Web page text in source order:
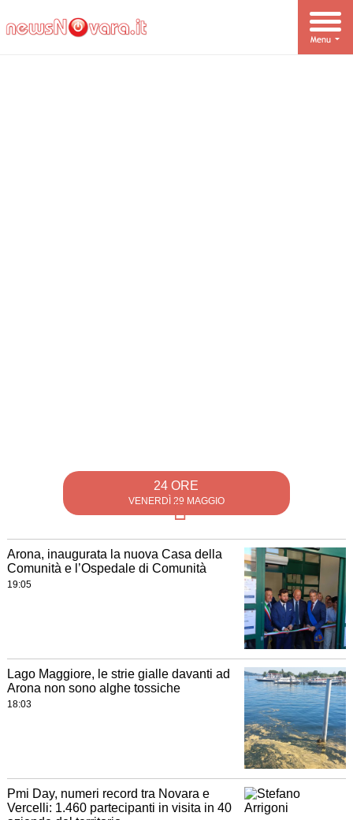
24 ORE
VENERDÌ 29 MAGGIO
Arona, inaugurata la nuova Casa della
Comunità e l’Ospedale di Comunità
19:05
Lago Maggiore, le strie gialle davanti ad
Arona non sono alghe tossiche
18:03
Pmi Day, numeri record tra Novara e
Vercelli: 1.460 partecipanti in visita in 40